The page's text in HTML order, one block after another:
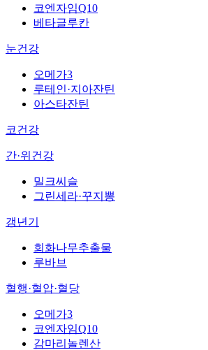
코엔자임Q10
베타글루칸
눈건강
오메가3
루테인·지아잔틴
아스타잔틴
코건강
간·위건강
밀크씨슬
그린세라·꾸지뽕
갱년기
회화나무추출물
루바브
혈행·혈압·혈당
오메가3
코엔자임Q10
감마리놀렌산